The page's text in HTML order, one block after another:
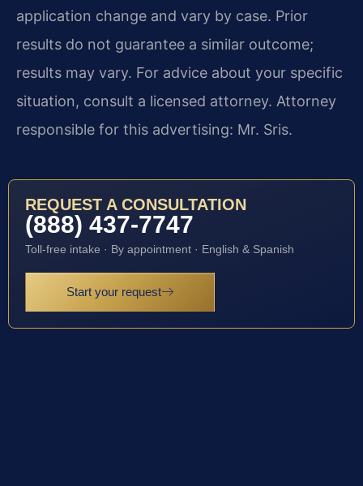
application change and vary by case. Prior
results do not guarantee a similar outcome;
results may vary. For advice about your specific
situation, consult a licensed attorney. Attorney
responsible for this advertising: Mr. Sris.
REQUEST A CONSULTATION
(888) 437-7747
Toll-free intake · By appointment · English & Spanish
Start your request